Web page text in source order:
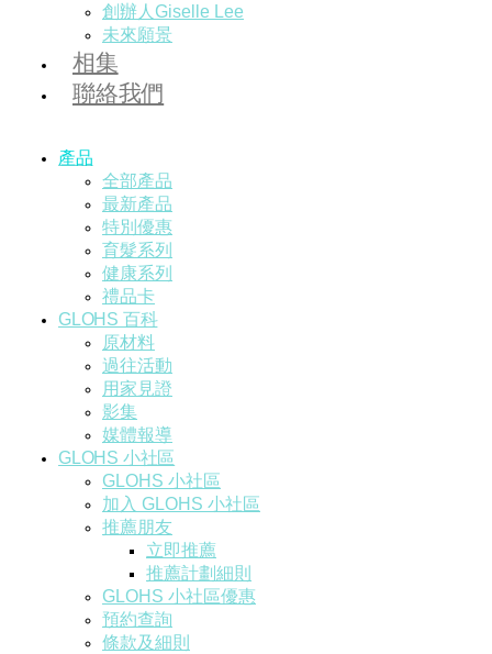
創辦人Giselle Lee
未來願景
相集
聯絡我們
產品
全部產品
最新產品
特別優惠
育髮系列
健康系列
禮品卡
GLOHS 百科
原材料
過往活動
用家見證
影集
媒體報導
GLOHS 小社區
GLOHS 小社區
加入 GLOHS 小社區
推薦朋友
立即推薦
推薦計劃細則
GLOHS 小社區優惠
預約查詢
條款及細則